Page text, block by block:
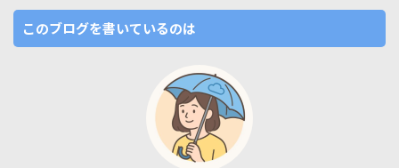
このブログを書いているのは